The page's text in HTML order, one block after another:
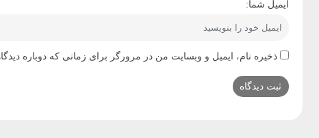
ایمیل شما:
ذخیره نام، ایمیل و وبسایت من در مرورگر برای زمانی که دوباره